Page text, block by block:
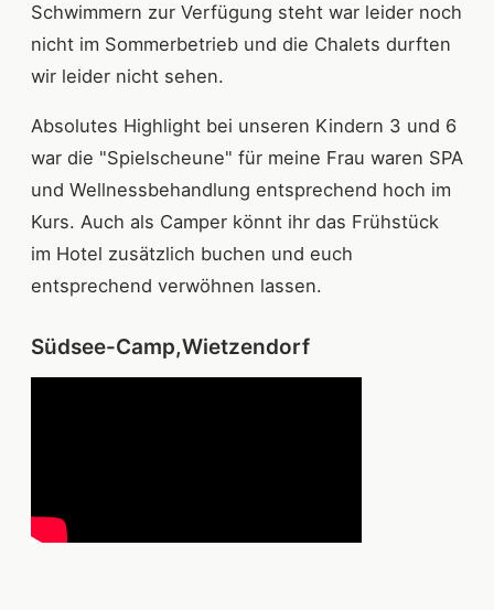
Schwimmern zur Verfügung steht war leider noch
nicht im Sommerbetrieb und die Chalets durften
wir leider nicht sehen.
Absolutes Highlight bei unseren Kindern 3 und 6
war die "Spielscheune" für meine Frau waren SPA
und Wellnessbehandlung entsprechend hoch im
Kurs. Auch als Camper könnt ihr das Frühstück
im Hotel zusätzlich buchen und euch
entsprechend verwöhnen lassen.
Südsee-Camp,Wietzendorf